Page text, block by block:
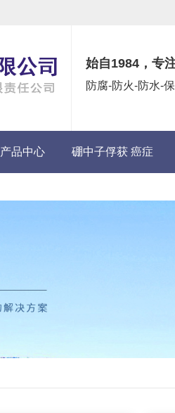
始自1984，专
防腐-防火-防水-
产品中心 硼中子俘获 癌症